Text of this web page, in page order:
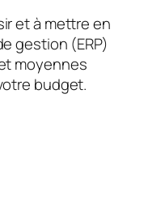
et à mettre en
gestion (ERP)
moyennes
budget.